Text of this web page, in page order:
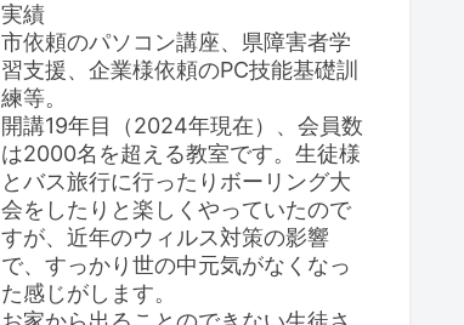
実績
市依頼のパソコン講座、県障害者学
習支援、企業様依頼のPC技能基礎訓
練等。
開講19年目（2024年現在）、会員数
は2000名を超える教室です。生徒様
とバス旅行に行ったりボーリング大
会をしたりと楽しくやっていたので
すが、近年のウィルス対策の影響
で、すっかり世の中元気がなくなっ
た感じがします。